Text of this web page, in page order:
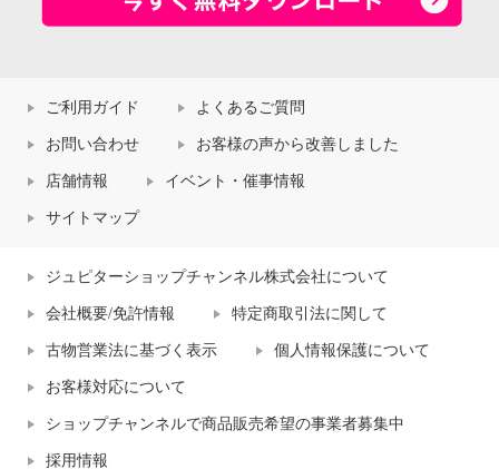
ご利用ガイド よくあるご質問
お問い合わせ お客様の声から改善しました
店舗情報 イベント・催事情報
サイトマップ
ジュピターショップチャンネル株式会社について
会社概要/免許情報 特定商取引法に関して
古物営業法に基づく表示 個人情報保護について
お客様対応について
ショップチャンネルで商品販売希望の事業者募集中
採用情報